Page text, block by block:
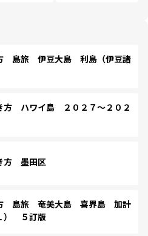
島旅 伊豆大島 利島（伊豆諸
方 ハワイ島 ２０２７～２０２
方 墨田区
島旅 奄美大島 喜界島 加計
） ５訂版